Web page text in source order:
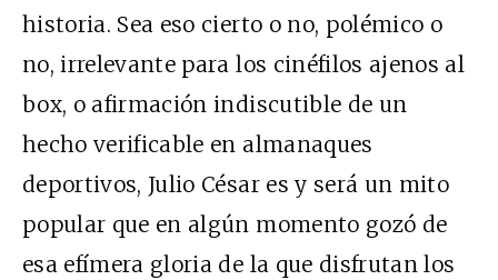
historia. Sea eso cierto o no, polémico o
no, irrelevante para los cinéfilos ajenos al
box, o afirmación indiscutible de un
hecho verificable en almanaques
deportivos, Julio César es y será un mito
popular que en algún momento gozó de
esa efímera gloria de la que disfrutan los